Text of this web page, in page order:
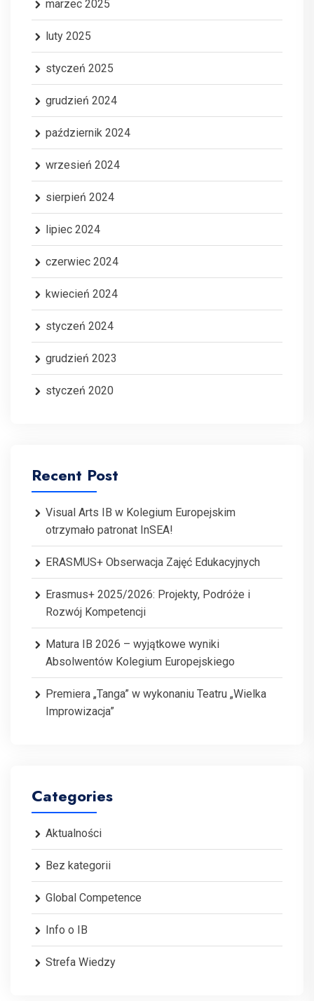
marzec 2025
luty 2025
styczeń 2025
grudzień 2024
październik 2024
wrzesień 2024
sierpień 2024
lipiec 2024
czerwiec 2024
kwiecień 2024
styczeń 2024
grudzień 2023
styczeń 2020
Recent Post
Visual Arts IB w Kolegium Europejskim
otrzymało patronat InSEA!
ERASMUS+ Obserwacja Zajęć Edukacyjnych
Erasmus+ 2025/2026: Projekty, Podróże i
Rozwój Kompetencji
Matura IB 2026 – wyjątkowe wyniki
Absolwentów Kolegium Europejskiego
Premiera „Tanga” w wykonaniu Teatru „Wielka
Improwizacja”
Categories
Aktualności
Bez kategorii
Global Competence
Info o IB
Strefa Wiedzy